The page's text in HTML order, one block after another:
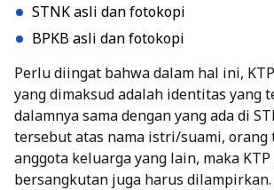
STNK asli dan fotokopi
BPKB asli dan fotokopi
Perlu diingat bahwa dalam hal ini,
yang dimaksud adalah identitas yang
dalamnya sama dengan yang ada di
tersebut atas nama istri/suami, orang
anggota keluarga yang lain, maka KTP
bersangkutan juga harus dilampirkan.